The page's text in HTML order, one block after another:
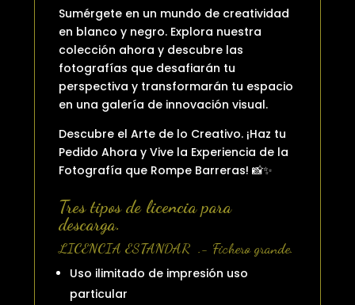
Sumérgete en un mundo de creatividad
en blanco y negro. Explora nuestra
colección ahora y descubre las
fotografías que desafiarán tu
perspectiva y transformarán tu espacio
en una galería de innovación visual.
Descubre el Arte de lo Creativo. ¡Haz tu
Pedido Ahora y Vive la Experiencia de la
Fotografía que Rompe Barreras! 📸✨
Tres tipos de licencia para
descarga.
LICENCIA ESTANDAR .- Fichero grande.
Uso ilimitado de impresión uso
particular